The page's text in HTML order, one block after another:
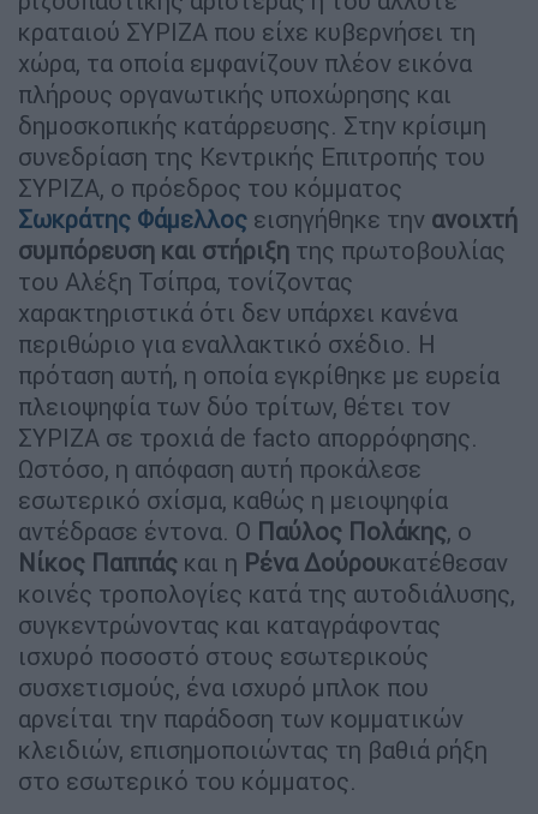
κραταιού ΣΥΡΙΖΑ που είχε κυβερνήσει τη
χώρα, τα οποία εμφανίζουν πλέον εικόνα
πλήρους οργανωτικής υποχώρησης και
δημοσκοπικής κατάρρευσης. Στην κρίσιμη
συνεδρίαση της Κεντρικής Επιτροπής του
ΣΥΡΙΖΑ, ο πρόεδρος του κόμματος
Σωκράτης Φάμελλος εισηγήθηκε την ανοιχτή
συμπόρευση και στήριξη της πρωτοβουλίας
του Αλέξη Τσίπρα, τονίζοντας
χαρακτηριστικά ότι δεν υπάρχει κανένα
περιθώριο για εναλλακτικό σχέδιο. Η
πρόταση αυτή, η οποία εγκρίθηκε με ευρεία
πλειοψηφία των δύο τρίτων, θέτει τον
ΣΥΡΙΖΑ σε τροχιά de facto απορρόφησης.
Ωστόσο, η απόφαση αυτή προκάλεσε
εσωτερικό σχίσμα, καθώς η μειοψηφία
αντέδρασε έντονα. Ο Παύλος Πολάκης, ο
Νίκος Παππάς και η Ρένα Δούρουκατέθεσαν
κοινές τροπολογίες κατά της αυτοδιάλυσης,
συγκεντρώνοντας και καταγράφοντας
ισχυρό ποσοστό στους εσωτερικούς
συσχετισμούς, ένα ισχυρό μπλοκ που
αρνείται την παράδοση των κομματικών
κλειδιών, επισημοποιώντας τη βαθιά ρήξη
στο εσωτερικό του κόμματος.